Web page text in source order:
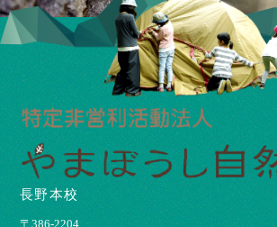
長野本校
〒386-2204